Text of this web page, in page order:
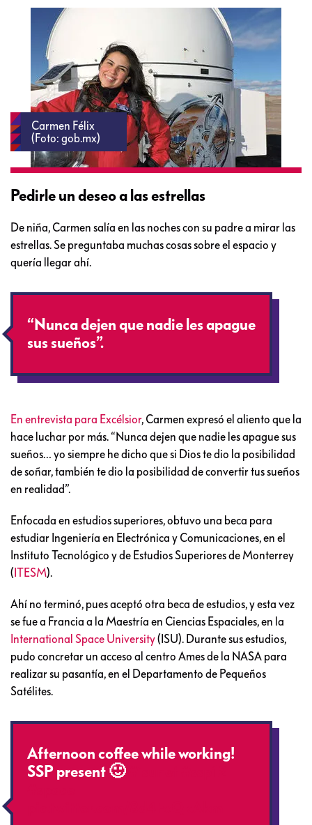
Carmen Félix
(Foto: gob.mx)
Pedirle un deseo a las estrellas
De niña, Carmen salía en las noches con su padre a mirar las
estrellas. Se preguntaba muchas cosas sobre el espacio y
quería llegar ahí.
“Nunca dejen que nadie les apague
sus sueños”.
En entrevista para Excélsior, Carmen expresó el aliento que la
hace luchar por más. “Nunca dejen que nadie les apague sus
sueños… yo siempre he dicho que si Dios te dio la posibilidad
de soñar, también te dio la posibilidad de convertir tus sueños
en realidad”.
Enfocada en estudios superiores, obtuvo una beca para
estudiar Ingeniería en Electrónica y Comunicaciones, en el
Instituto Tecnológico y de Estudios Superiores de Monterrey
( ITESM).
Ahí no terminó, pues aceptó otra beca de estudios, y esta vez
se fue a Francia a la Maestría en Ciencias Espaciales, en la
International Space University(ISU). Durante sus estudios,
pudo concretar un acceso al centro Ames de la NASA para
realizar su pasantía, en el Departamento de Pequeños
Satélites.
Afternoon coffee while working!
SSP present 🙂